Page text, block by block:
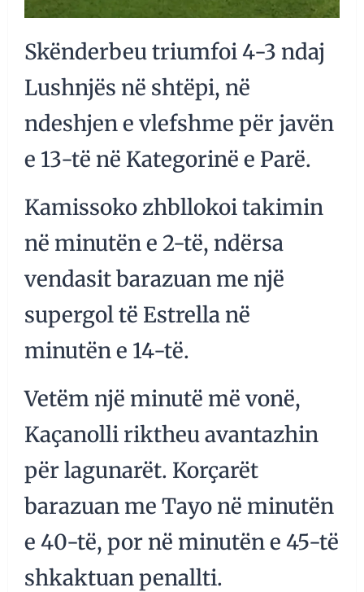
Skënderbeu triumfoi 4-3 ndaj
Lushnjës në shtëpi, në
ndeshjen e vlefshme për javën
e 13-të në Kategorinë e Parë.
Kamissoko zhbllokoi takimin
në minutën e 2-të, ndërsa
vendasit barazuan me një
supergol të Estrella në
minutën e 14-të.
Vetëm një minutë më vonë,
Kaçanolli riktheu avantazhin
për lagunarët. Korçarët
barazuan me Tayo në minutën
e 40-të, por në minutën e 45-të
shkaktuan penallti.